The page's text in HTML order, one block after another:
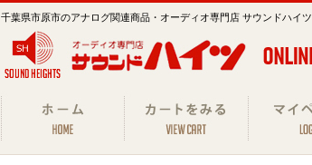
千葉県市原市のアナログ関連商品・オーディオ専門店 サウンドハイツ